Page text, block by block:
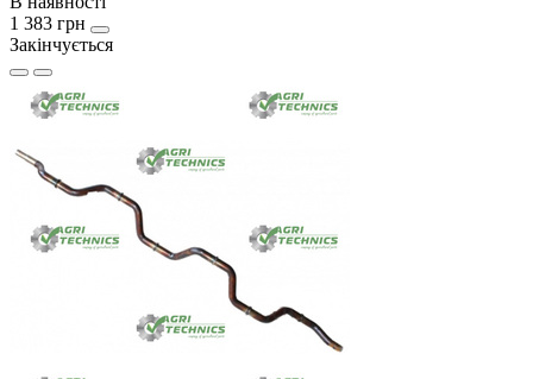
1 383 грн
Закінчується